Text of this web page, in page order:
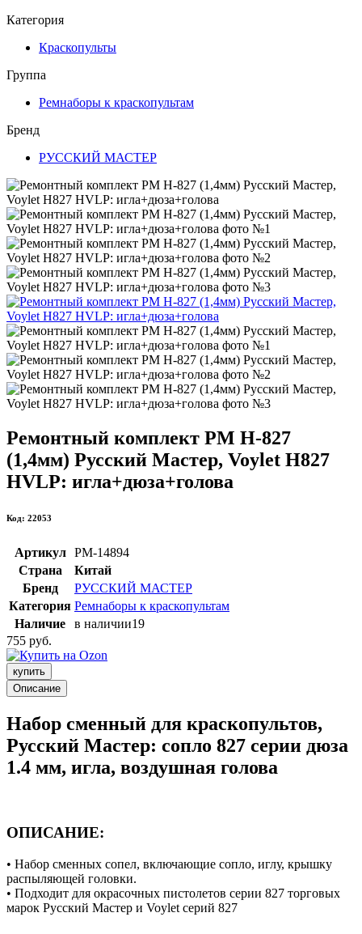
Категория
Краскопульты
Группа
Ремнаборы к краскопультам
Бренд
РУССКИЙ МАСТЕР
Ремонтный комплект РМ H-827
(1,4мм) Русский Мастер, Voylet H827
HVLP: игла+дюза+голова
Код: 22053
Артикул
РМ-14894
Страна
Китай
Бренд
РУССКИЙ МАСТЕР
Категория Ремнаборы к краскопультам
Наличие
в наличии19
755 руб.
купить
Описание
Набор сменный для краскопультов,
Русский Мастер: сопло 827 серии дюза
1.4 мм, игла, воздушная голова
ОПИСАНИЕ:
• Набор сменных сопел, включающие сопло, иглу, крышку
распыляющей головки.
• Подходит для окрасочных пистолетов серии 827 торговых
марок Русский Мастер и Voylet серий 827